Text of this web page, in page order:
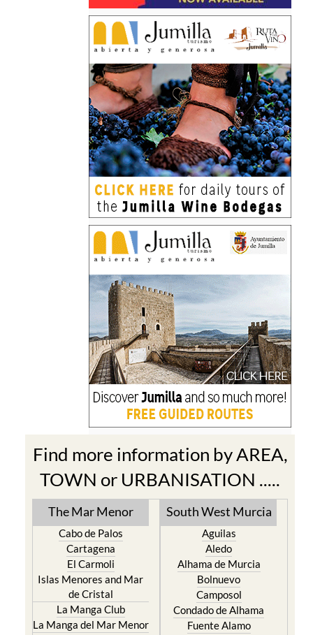
Find more information by AREA,
TOWN or URBANISATION .....
The Mar Menor
Cabo de Palos
Cartagena
El Carmoli
Islas Menores and Mar
de Cristal
La Manga Club
La Manga del Mar Menor
South West Murcia
Aguilas
Aledo
Alhama de Murcia
Bolnuevo
Camposol
Condado de Alhama
Fuente Alamo